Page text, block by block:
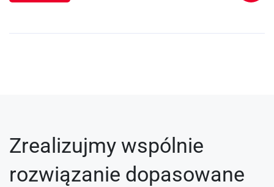
Zrealizujmy wspólnie
rozwiązanie dopasowane